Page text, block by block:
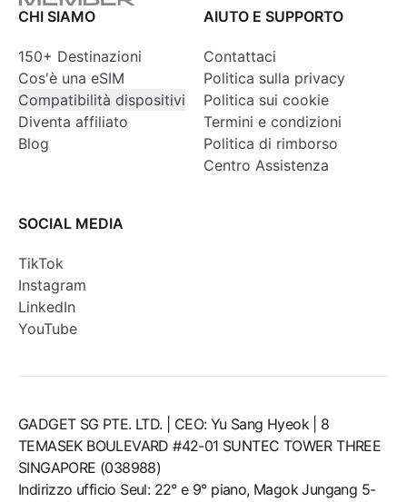
CHI SIAMO
150+ Destinazioni
Cos'è una eSIM
Compatibilità dispositivi
Diventa affiliato
Blog
AIUTO E SUPPORTO
Contattaci
Politica sulla privacy
Politica sui cookie
Termini e condizioni
Politica di rimborso
Centro Assistenza
SOCIAL MEDIA
TikTok
Instagram
LinkedIn
YouTube
GADGET SG PTE. LTD. | CEO: Yu Sang Hyeok | 8
TEMASEK BOULEVARD #42-01 SUNTEC TOWER THREE
SINGAPORE (038988)
Indirizzo ufficio Seul: 22° e 9° piano, Magok Jungang 5-